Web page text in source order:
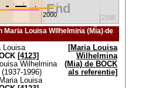
2000 2100
End
Maria Louisa Wilhelmina (Mia) de
Louisa
[4123]
Wilhelmina
(1937-1996)
Louisa
[Maria Louisa
Wilhelmina
(Mia) de BOCK
als referentie]